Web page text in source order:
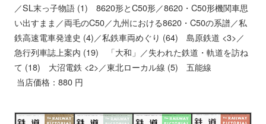
／SL末っ子物語 (1) 8620形とC50形／8620・C50形機関車思
い出すまま／両毛のC50／九州における8620・C50の系譜／私
鉄高速電車発達史 (4)／私鉄車両めぐり (64) 島原鉄道 <3>／
急行列車誌上案内 (19) 「大和」／失われた鉄道・軌道を訪ね
て (18) 大沼電鉄 <2>／東北ローカル線 (5) 五能線
当店価格：880 円